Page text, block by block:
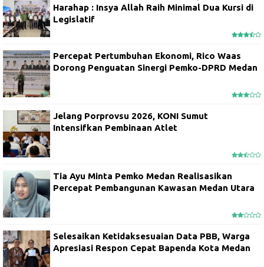
Harahap : Insya Allah Raih Minimal Dua Kursi di
Legislatif
Percepat Pertumbuhan Ekonomi, Rico Waas
Dorong Penguatan Sinergi Pemko-DPRD Medan
Jelang Porprovsu 2026, KONI Sumut
Intensifkan Pembinaan Atlet
Tia Ayu Minta Pemko Medan Realisasikan
Percepat Pembangunan Kawasan Medan Utara
Selesaikan Ketidaksesuaian Data PBB, Warga
Apresiasi Respon Cepat Bapenda Kota Medan